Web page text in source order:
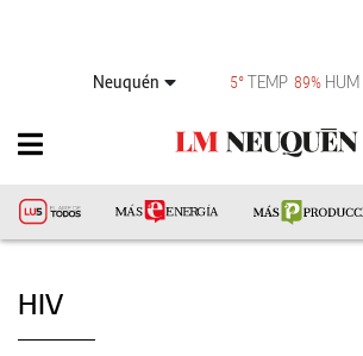
Neuquén 5° TEMP 89% HUM
HIV